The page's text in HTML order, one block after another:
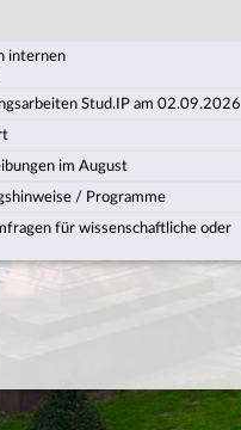
internen
Stud.IP am 02.09.2026
im August
/ Programme
für wissenschaftliche oder